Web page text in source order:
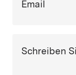
Email
Schreiben